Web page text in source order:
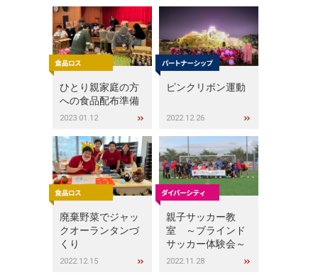
ひとり親家庭の方
への食品配布準備
2023.01.12
ピンクリボン運動
2022.12.26
廃棄野菜でジャッ
クオーランタンづ
くり
2022.12.15
親子サッカー教
室 ～ブラインド
サッカー体験会～
2022.11.28